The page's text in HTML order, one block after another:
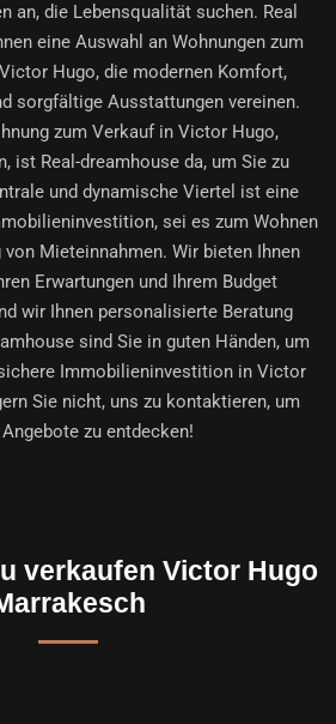
an, die Lebensqualität suchen. Real
eine Auswahl an Wohnungen zum
Hugo, die modernen Komfort,
sorgfältige Ausstattungen vereinen.
zum Verkauf in Victor Hugo,
ist Real-dreamhouse da, um Sie zu
und dynamische Viertel ist eine
sei es zum Wohnen
von Mieteinnahmen. Wir bieten Ihnen
Erwartungen und Ihrem Budget
wir Ihnen personalisierte Beratung
sind Sie in guten Händen, um
Immobilieninvestition in Victor
Sie nicht, uns zu kontaktieren, um
zu entdecken!
verkaufen Victor Hugo